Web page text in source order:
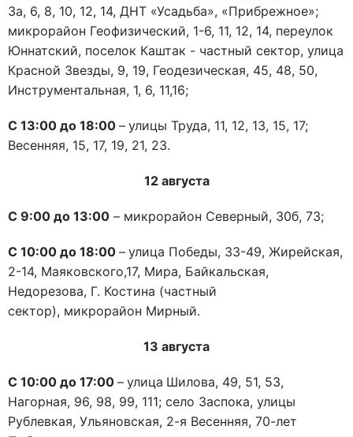
3а, 6, 8, 10, 12, 14, ДНТ «Усадьба», «Прибрежное»;
микрорайон Геофизический, 1-6, 11, 12, 14, переулок
Юннатский, поселок Каштак - частный сектор, улица
Красной Звезды, 9, 19, Геодезическая, 45, 48, 50,
Инструментальная, 1, 6, 11,16;
С 13:00 до 18:00 – улицы Труда, 11, 12, 13, 15, 17;
Весенняя, 15, 17, 19, 21, 23.
12августа
С 9:00 до 13:00 – микрорайон Северный, 30б, 73;
С 10:00 до 18:00 – улица Победы, 33-49, Жирейская,
2-14, Маяковского,17, Мира, Байкальская,
Недорезова, Г. Костина (частный
сектор), микрорайон Мирный.
13 августа
С 10:00 до 17:00 – улица Шилова, 49, 51, 53,
Нагорная, 96, 98, 99, 111; село Заспока, улицы
Рублевкая, Ульяновская, 2-я Весенняя, 70-лет